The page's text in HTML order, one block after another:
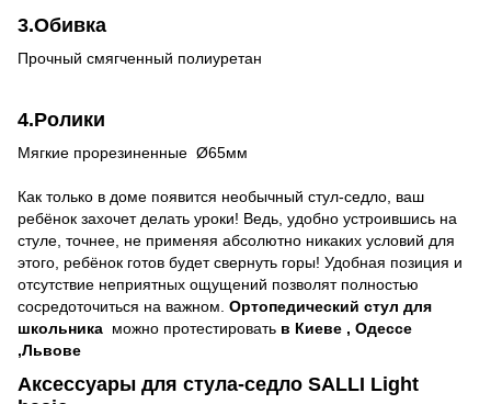
3.Обивка
Прочный смягченный полиуретан
4.Ролики
Мягкие прорезиненные Ø65мм
Как только в доме появится необычный стул-седло, ваш
ребёнок захочет делать уроки! Ведь, удобно устроившись на
стуле, точнее, не применяя абсолютно никаких условий для
этого, ребёнок готов будет свернуть горы! Удобная позиция и
отсутствие неприятных ощущений позволят полностью
сосредоточиться на важном. Ортопедический стул для
школьника можно протестировать в Киеве , Одессе
,Львове
Аксессуары для стула-седло SALLI Light